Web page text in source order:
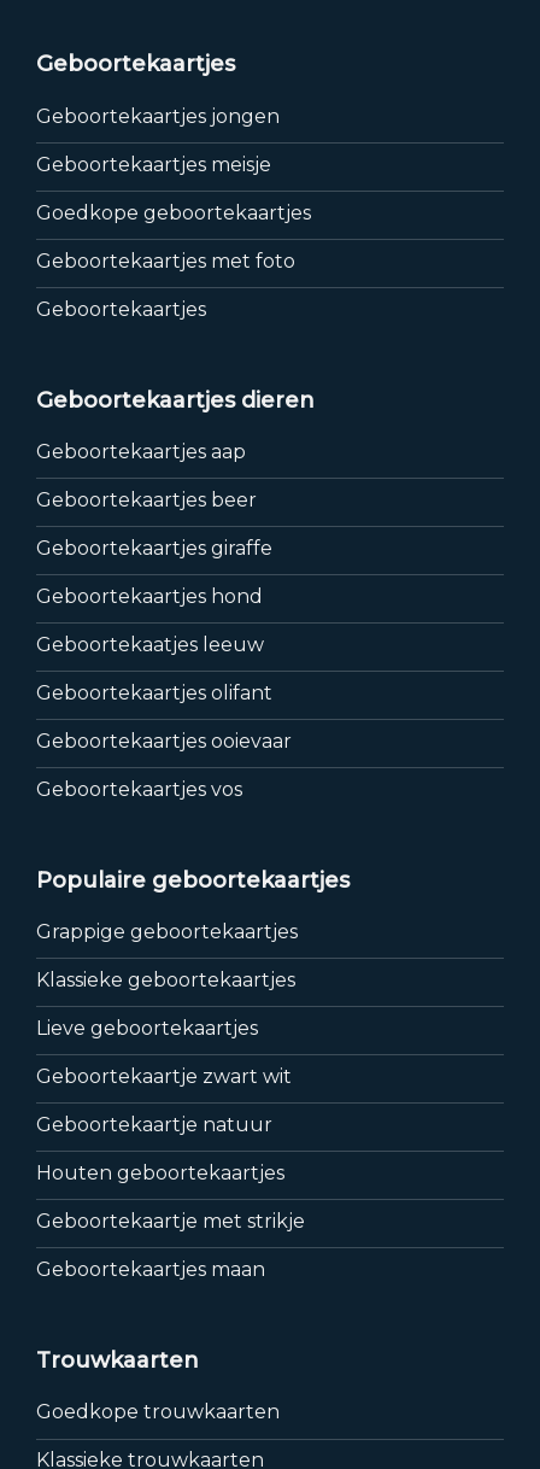
Geboortekaartjes
Geboortekaartjes jongen
Geboortekaartjes meisje
Goedkope geboortekaartjes
Geboortekaartjes met foto
Geboortekaartjes
Geboortekaartjes dieren
Geboortekaartjes aap
Geboortekaartjes beer
Geboortekaartjes giraffe
Geboortekaartjes hond
Geboortekaatjes leeuw
Geboortekaartjes olifant
Geboortekaartjes ooievaar
Geboortekaartjes vos
Populaire geboortekaartjes
Grappige geboortekaartjes
Klassieke geboortekaartjes
Lieve geboortekaartjes
Geboortekaartje zwart wit
Geboortekaartje natuur
Houten geboortekaartjes
Geboortekaartje met strikje
Geboortekaartjes maan
Trouwkaarten
Goedkope trouwkaarten
Klassieke trouwkaarten